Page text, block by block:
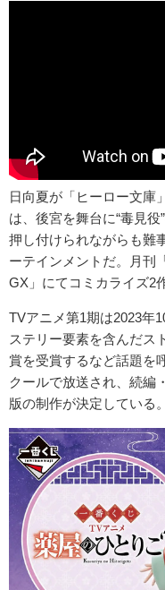
日向夏が「ヒーロー文庫
は、後宮を舞台に“毒見
押し付けられながらも難
ーテインメントだ。月刊
GX」にてコミカライズ2
TVアニメ第1期は2023年
ステリー要素を含んだス
賞を受賞するなど話題を
クールで放送され、続編
版の制作が決定している。